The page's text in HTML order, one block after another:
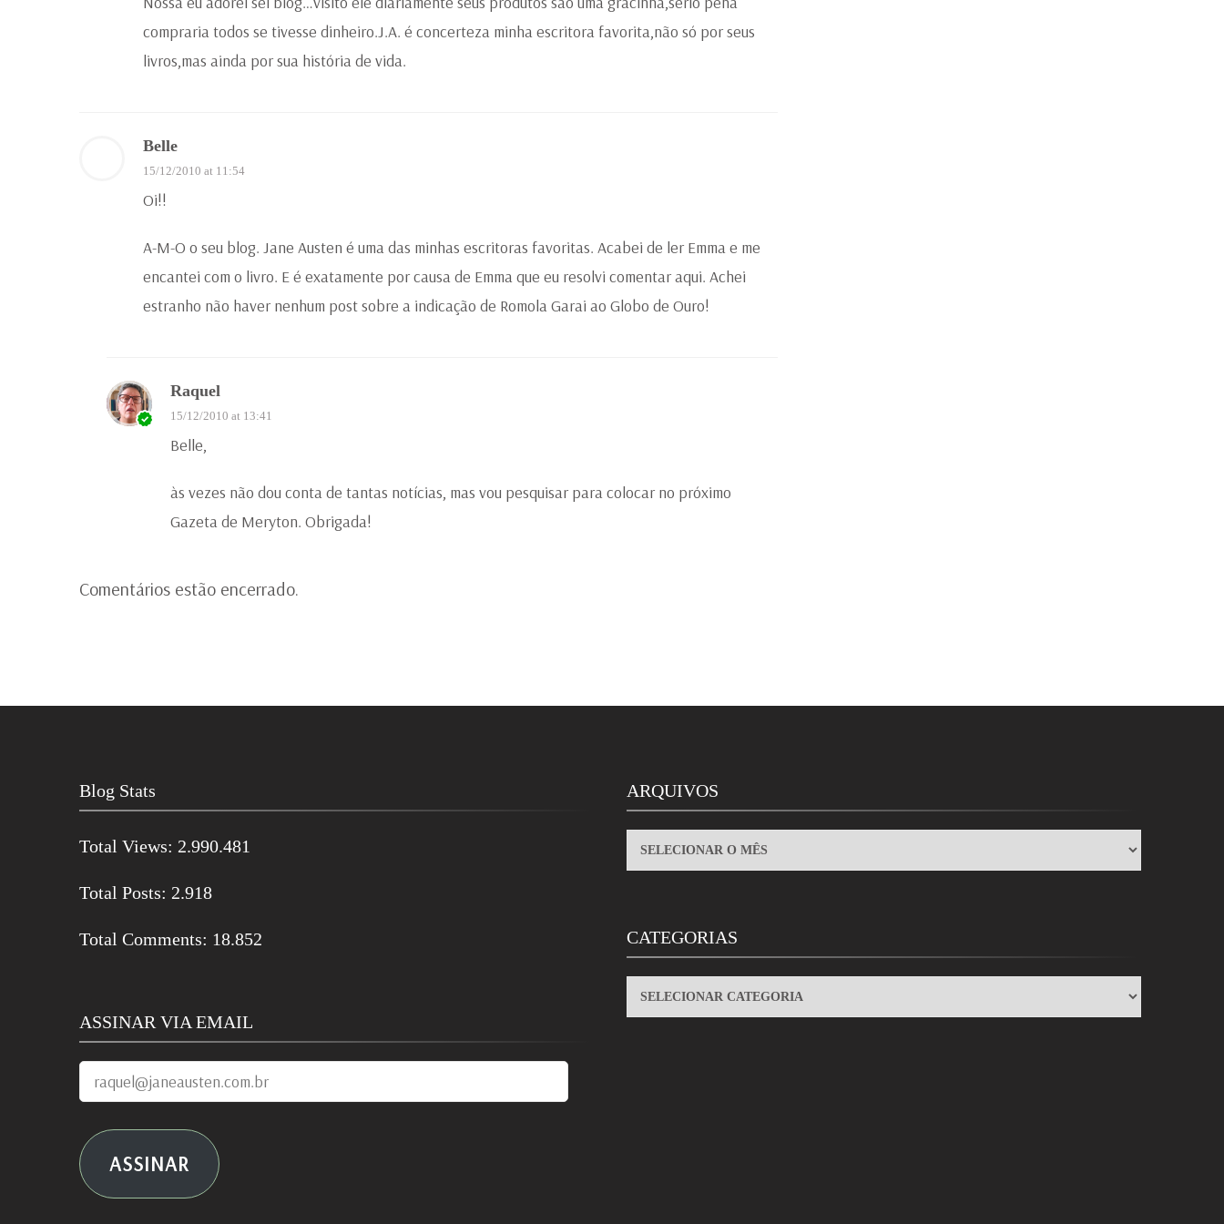
compraria todos se tivesse dinheiro.J.A. é concerteza minha escritora favorita,não só por seus
livros,mas ainda por sua história de vida.
Belle
15/12/2010 at 11:54
Oi!!
A-M-O o seu blog. Jane Austen é uma das minhas escritoras favoritas. Acabei de ler Emma e me
encantei com o livro. E é exatamente por causa de Emma que eu resolvi comentar aqui. Achei
estranho não haver nenhum post sobre a indicação de Romola Garai ao Globo de Ouro!
Raquel
15/12/2010 at 13:41
Belle,
às vezes não dou conta de tantas notícias, mas vou pesquisar para colocar no próximo
Gazeta de Meryton. Obrigada!
Comentários estão encerrado.
Blog Stats
Total Views: 2.990.481
Total Posts: 2.918
Total Comments: 18.852
ASSINAR VIA EMAIL
raquel@janeausten.com.br
ASSINAR
ARQUIVOS
ARQUIVOS
CATEGORIAS
CATEGORIAS